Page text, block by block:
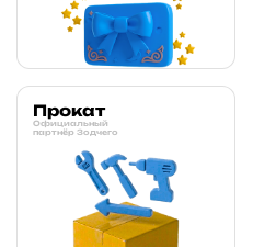
Прокат
Официальный
партнёр Зодчего